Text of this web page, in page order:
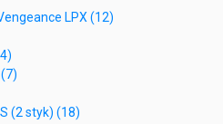
LPX (12)
(2 styk) (18)